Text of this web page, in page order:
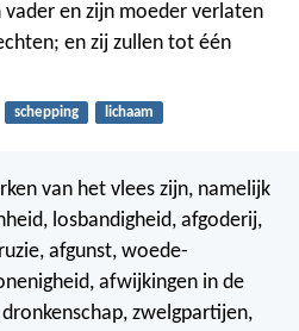
vader en zijn moeder verlaten
en zij zullen tot één
schepping lichaam
van het vlees zijn, namelijk
losbandigheid, afgoderij,
afgunst, woede-
afwijkingen in de
zwelgpartijen,